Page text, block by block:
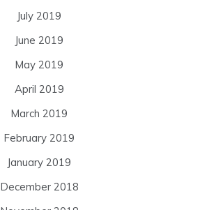
July 2019
June 2019
May 2019
April 2019
March 2019
February 2019
January 2019
December 2018